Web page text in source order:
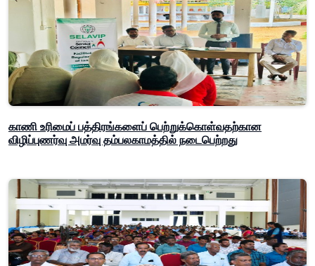
காணி உரிமைப் பத்திரங்களைப் பெற்றுக்கொள்வதற்கான
விழிப்புணர்வு அமர்வு தம்பலகாமத்தில் நடைபெற்றது